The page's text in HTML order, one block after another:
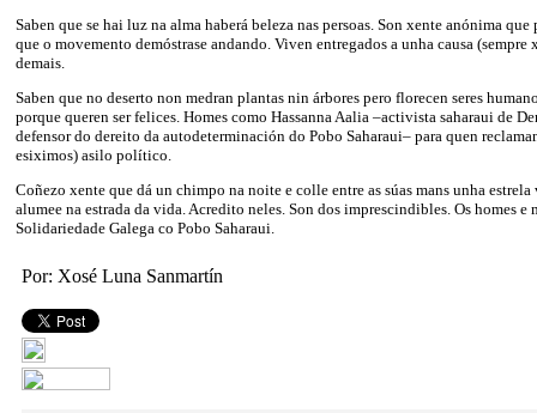
Saben que se hai luz na alma haberá beleza nas persoas. Son xente anónima
que o movemento demóstrase andando. Viven entregados a unha causa (sempre
demais.
Saben que no deserto non medran plantas nin árbores pero florecen seres
porque queren ser felices. Homes como Hassanna Aalia –activista saharaui de
defensor do dereito da autodeterminación do Pobo Saharaui– para quen
esiximos) asilo político.
Coñezo xente que dá un chimpo na noite e colle entre as súas mans unha
alumee na estrada da vida. Acredito neles. Son dos imprescindibles. Os homes e
Solidariedade Galega co Pobo Saharaui.
Por: Xosé Luna Sanmartín